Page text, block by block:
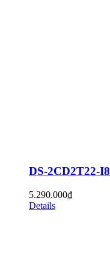
DS-2CD2T22-I8
5.290.000₫
Details